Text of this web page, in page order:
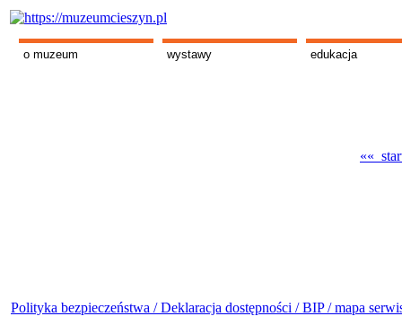
o muzeum wystawy edukacja
««
Polityka bezpieczeństwa /Deklaracja dostępności /BIP /mapa